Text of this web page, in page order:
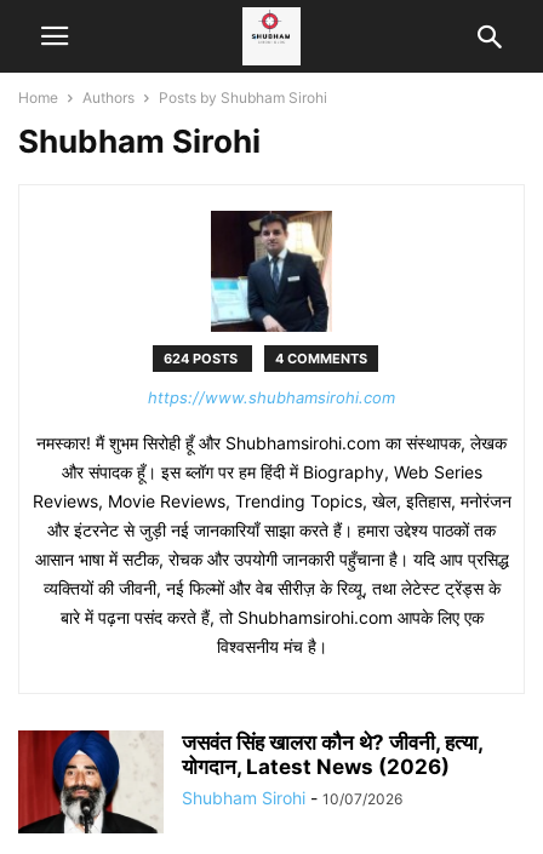
Home Authors Posts by Shubham Sirohi
Shubham Sirohi
624 POSTS 4 COMMENTS
https://www.shubhamsirohi.com
नमस्कार! मैं शुभम सिरोही हूँ और Shubhamsirohi.com का संस्थापक, लेखक
और संपादक हूँ। इस ब्लॉग पर हम हिंदी में Biography, Web Series
Reviews, Movie Reviews, Trending Topics, खेल, इतिहास, मनोरंजन
और इंटरनेट से जुड़ी नई जानकारियाँ साझा करते हैं। हमारा उद्देश्य पाठकों तक
आसान भाषा में सटीक, रोचक और उपयोगी जानकारी पहुँचाना है। यदि आप प्रसिद्ध
व्यक्तियों की जीवनी, नई फिल्मों और वेब सीरीज़ के रिव्यू, तथा लेटेस्ट ट्रेंड्स के
बारे में पढ़ना पसंद करते हैं, तो Shubhamsirohi.com आपके लिए एक
विश्वसनीय मंच है।
जसवंत सिंह खालरा कौन थे? जीवनी, हत्या,
योगदान, Latest News (2026)
Shubham Sirohi - 10/07/2026